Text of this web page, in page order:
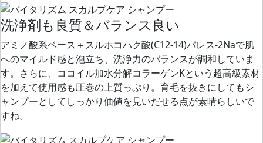
洗浄剤も良質＆バランス良い
アミノ酸系ベース＋スルホコハク酸(C12-14)パレス-2Naで肌
へのマイルド感と泡立ち、洗浄力のバランスが調和していま
す。 さらに、ココイル加水分解コラーゲンKという超高級素材
を加えて使用感も圧巻の上質っぷり。 育毛を抜きにしてもシ
ャンプーとしてしっかり価値を見いだせる点が素晴らしいで
すね。